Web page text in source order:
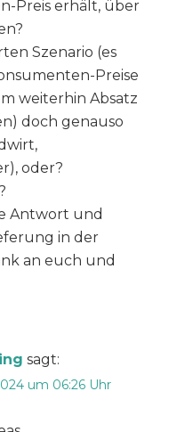
Preis erhält, über
Szenario (es
Preise
weiterhin Absatz
doch genauso
oder?
Antwort und
in der
an euch und
sagt:
um 06:26 Uhr